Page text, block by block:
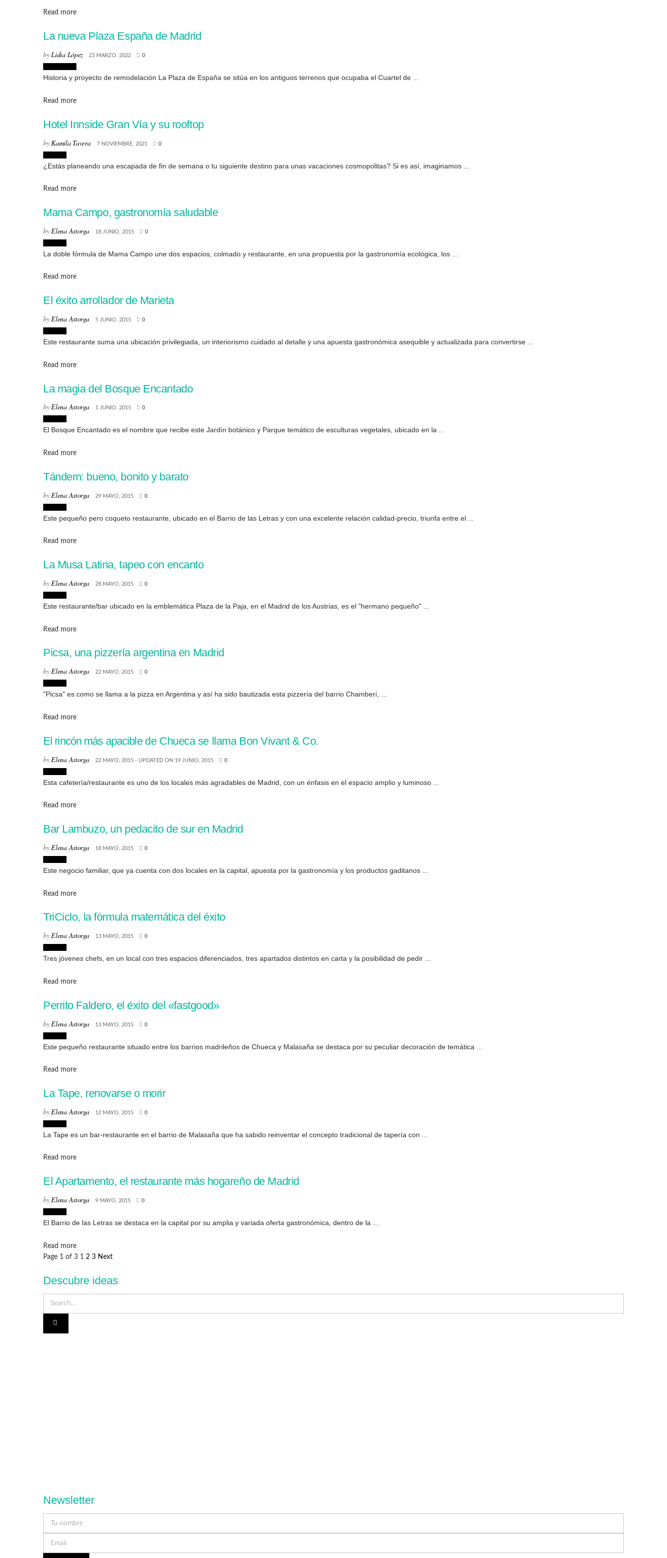
Read moreDetails
La nueva Plaza España de Madrid
byLidia López 23 MARZO, 2022 0
Historia y proyecto de remodelación La Plaza de España se sitúa en los antiguos terrenos que ocupaba el Cuartel de ...
Read moreDetails
Hotel Innside Gran Vía y su rooftop
by Kamila Tavera 7 NOVIEMBRE, 2021 0
¿Estás planeando una escapada de fin de semana o tu siguiente destino para unas vacaciones cosmopolitas? Si es así, imaginamos ...
Read moreDetails
Mama Campo, gastronomía saludable
byElena Astorga 18 JUNIO, 2015 0
La doble fórmula de Mama Campo une dos espacios, colmado y restaurante, en una propuesta por la gastronomía ecológica, los ...
Read moreDetails
El éxito arrollador de Marieta
byElena Astorga 5 JUNIO, 2015 0
Este restaurante suma una ubicación privilegiada, un interiorismo cuidado al detalle y una apuesta gastronómica asequible y actualizada para convertirse ...
Read moreDetails
La magia del Bosque Encantado
byElena Astorga 1 JUNIO, 2015 0
El Bosque Encantado es el nombre que recibe este Jardín botánico y Parque temático de esculturas vegetales, ubicado en la ...
Read moreDetails
Tándem: bueno, bonito y barato
by Elena Astorga 29 MAYO, 2015 0
Este pequeño pero coqueto restaurante, ubicado en el Barrio de las Letras y con una excelente relación calidad-precio, triunfa entre el ...
Read moreDetails
La Musa Latina, tapeo con encanto
byElena Astorga 28 MAYO, 2015 0
Este restaurante/bar ubicado en la emblemática Plaza de la Paja, en el Madrid de los Austrias, es el "hermano pequeño" ...
Read moreDetails
Picsa, una pizzería argentina en Madrid
byElena Astorga 22 MAYO, 2015 0
"Picsa" es como se llama a la pizza en Argentina y así ha sido bautizada esta pizzería del barrio Chamberí, ...
Read moreDetails
El rincón más apacible de Chueca se llama Bon Vivant & Co.
by Elena Astorga 22 MAYO, 2015 - UPDATED ON 19 JUNIO, 2015 0
Esta cafetería/restaurante es uno de los locales más agradables de Madrid, con un énfasis en el espacio amplio y luminoso ...
Read moreDetails
Bar Lambuzo, un pedacito de sur en Madrid
byElena Astorga 18 MAYO, 2015 0
Este negocio familiar, que ya cuenta con dos locales en la capital, apuesta por la gastronomía y los productos gaditanos ...
Read moreDetails
TriCiclo, la fórmula matemática del éxito
byElena Astorga 13 MAYO, 2015 0
Tres jóvenes chefs, en un local con tres espacios diferenciados, tres apartados distintos en carta y la posibilidad de pedir ...
Read moreDetails
Perrito Faldero, el éxito del «fastgood»
by Elena Astorga 13 MAYO, 2015 0
Este pequeño restaurante situado entre los barrios madrileños de Chueca y Malasaña se destaca por su peculiar decoración de temática ...
Read moreDetails
La Tape, renovarse o morir
byElena Astorga 12 MAYO, 2015 0
La Tape es un bar-restaurante en el barrio de Malasaña que ha sabido reinventar el concepto tradicional de tapería con ...
Read moreDetails
El Apartamento, el restaurante más hogareño de Madrid
byElena Astorga 9 MAYO, 2015 0
El Barrio de las Letras se destaca en la capital por su amplia y variada oferta gastronómica, dentro de la ...
Read moreDetails
Page 1 of 3 1 2 3 Next
Descubre ideas
Newsletter